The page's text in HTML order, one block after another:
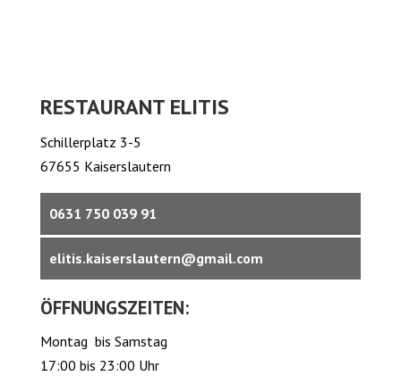
RESTAURANT ELITIS
Schillerplatz 3-5
67655 Kaiserslautern
0631 750 039 91
elitis.kaiserslautern@gmail.com
ÖFFNUNGSZEITEN:
Montag bis Samstag
17:00 bis 23:00 Uhr